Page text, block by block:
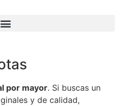
por mayor. Si buscas un
y de calidad,